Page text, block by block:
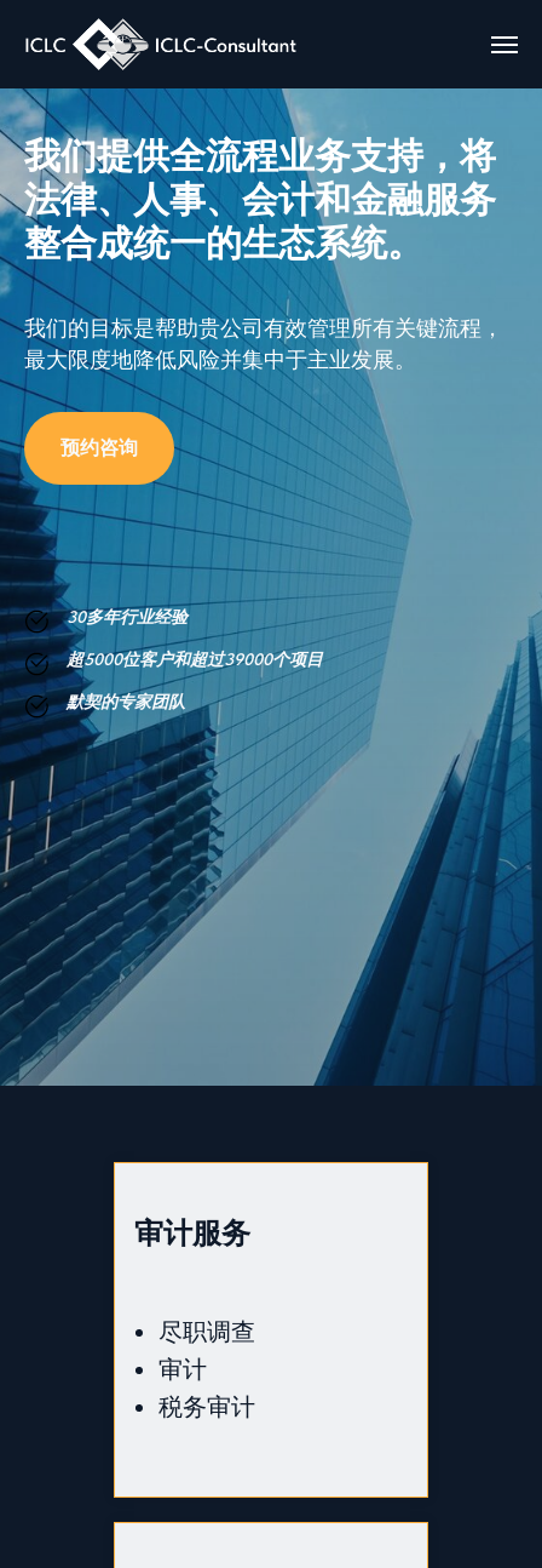
我们提供全流程业务支持，将
法律、人事、会计和金融服务
整合成统一的生态系统。
我们的目标是帮助贵公司有效管理所有关键流程，
最大限度地降低风险并集中于主业发展。
预约咨询
30多年行业经验
超5000位客户和超过39000个项目
默契的专家团队
审计服务
尽职调查
审计
税务审计